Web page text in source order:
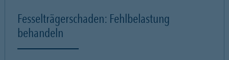
Fesselträgerschaden: Fehlbelastung
behandeln